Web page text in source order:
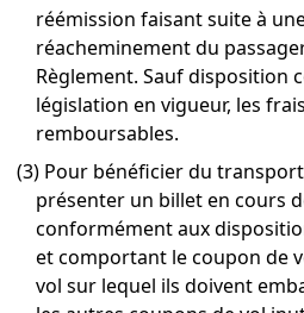
réémission faisant suite à
réacheminement du
Règlement. Sauf disposition
législation en vigueur, les
remboursables.
(3) Pour bénéficier du
présenter un billet en cours
conformément aux
et comportant le coupon de
vol sur lequel ils doivent